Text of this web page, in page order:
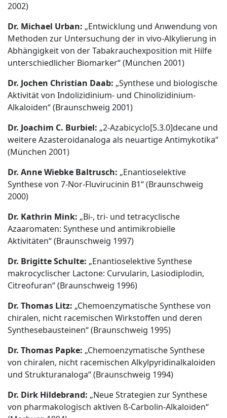
2002)
Dr. Michael Urban: „Entwicklung und Anwendung von
Methoden zur Untersuchung der in vivo-Alkylierung in
Abhängigkeit von der Tabakrauchexposition mit Hilfe
unterschiedlicher Biomarker“ (München 2001)
Dr. Jochen Christian Daab: „Synthese und biologische
Aktivität von Indolizidinium- und Chinolizidinium-
Alkaloiden“ (Braunschweig 2001)
Dr. Joachim C. Burbiel: „2-Azabicyclo[5.3.0]decane und
weitere Azasteroidanaloga als neuartige Antimykotika“
(München 2001)
Dr. Anne Wiebke Baltrusch: „Enantioselektive
Synthese von 7-Nor-Fluvirucinin B1“ (Braunschweig
2000)
Dr. Kathrin Mink: „Bi-, tri- und tetracyclische
Azaaromaten: Synthese und antimikrobielle
Aktivitäten“ (Braunschweig 1997)
Dr. Brigitte Schulte: „Enantioselektive Synthese
makrocyclischer Lactone: Curvularin, Lasiodiplodin,
Citreofuran“ (Braunschweig 1996)
Dr. Thomas Litz: „Chemoenzymatische Synthese von
chiralen, nicht racemischen Wirkstoffen und deren
Synthesebausteinen“ (Braunschweig 1995)
Dr. Thomas Papke: „Chemoenzymatische Synthese
von chiralen, nicht racemischen Alkylpyridinalkaloiden
und Strukturanaloga“ (Braunschweig 1994)
Dr. Dirk Hildebrand: „Neue Strategien zur Synthese
von pharmakologisch aktiven ß-Carbolin-Alkaloiden“